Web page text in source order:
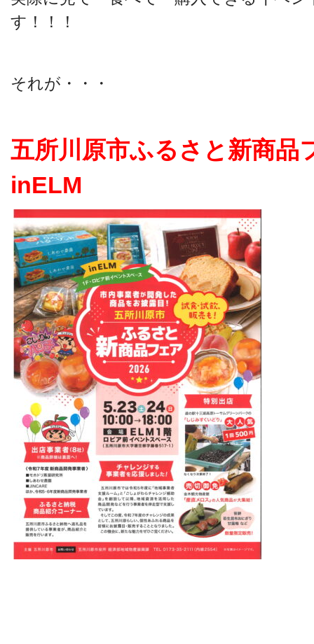
す！！！
それが・・・
五所川原市ふるさと新商品
inELM